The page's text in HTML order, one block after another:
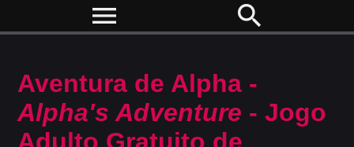
menu search
Aventura de Alpha -
Alpha's Adventure - Jogo